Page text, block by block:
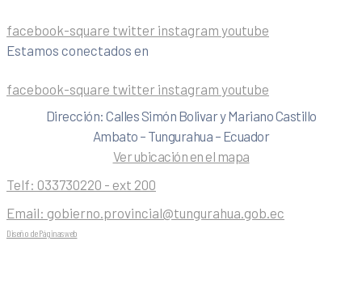
facebook-square twitter instagram youtube
Estamos conectados en
facebook-square twitter instagram youtube
Dirección: Calles Simón Bolivar y Mariano Castillo
Ambato – Tungurahua – Ecuador
Ver ubicación en el mapa
Telf: 033730220 - ext 200
Email: gobierno.provincial@tungurahua.gob.ec
Diseño de Páginas web